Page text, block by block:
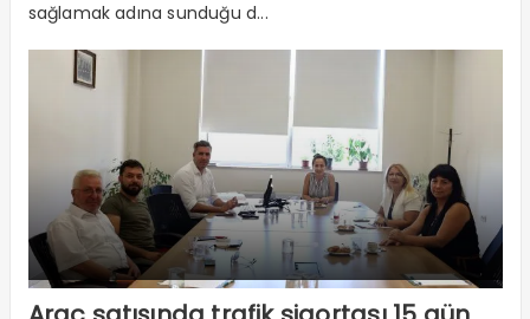
sağlamak adına sunduğu d...